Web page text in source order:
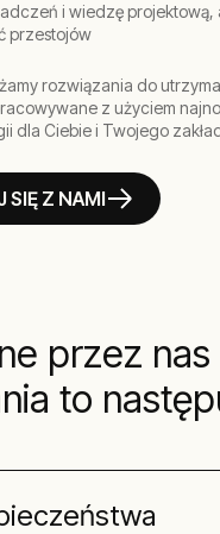
i wiedzę projektową,
przestojów
rozwiązania do
z użyciem
dla Ciebie i Twojego
SIĘ Z NAMI
przez nas
to